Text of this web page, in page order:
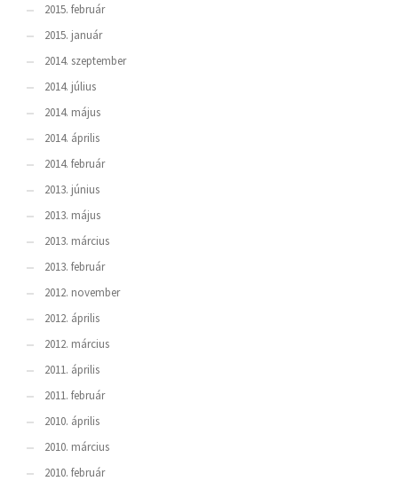
2015. február
2015. január
2014. szeptember
2014. július
2014. május
2014. április
2014. február
2013. június
2013. május
2013. március
2013. február
2012. november
2012. április
2012. március
2011. április
2011. február
2010. április
2010. március
2010. február